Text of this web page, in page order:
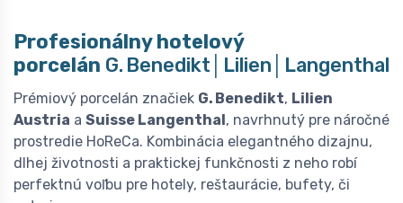
Profesionálny hotelový
porcelán G. Benedikt│Lilien│Langenthal
Prémiový porcelán značiek G. Benedikt, Lilien
Austria a Suisse Langenthal , navrhnutý pre náročné
prostredie HoReCa. Kombinácia elegantného dizajnu,
dlhej životnosti a praktickej funkčnosti z neho robí
perfektnú voľbu pre hotely, reštaurácie, bufety, či